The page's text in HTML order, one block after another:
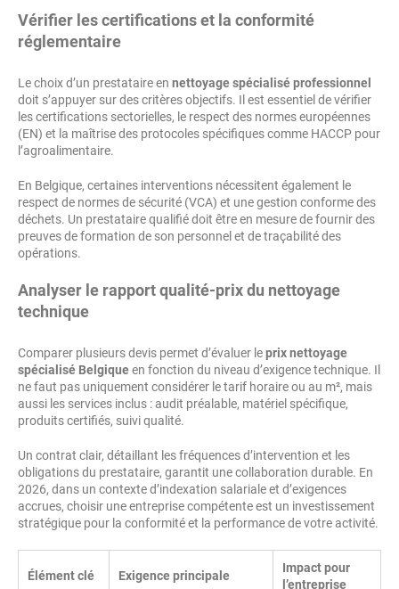
Vérifier les certifications et la conformité
réglementaire
Le choix d’un prestataire en nettoyage spécialisé professionnel
doit s’appuyer sur des critères objectifs. Il est essentiel de vérifier
les certifications sectorielles, le respect des normes européennes
(EN) et la maîtrise des protocoles spécifiques comme HACCP pour
l’agroalimentaire.
En Belgique, certaines interventions nécessitent également le
respect de normes de sécurité (VCA) et une gestion conforme des
déchets. Un prestataire qualifié doit être en mesure de fournir des
preuves de formation de son personnel et de traçabilité des
opérations.
Analyser le rapport qualité-prix du nettoyage
technique
Comparer plusieurs devis permet d’évaluer leprix nettoyage
spécialisé Belgiqueen fonction du niveau d’exigence technique. Il
ne faut pas uniquement considérer le tarif horaire ou au m², mais
aussi les services inclus : audit préalable, matériel spécifique,
produits certifiés, suivi qualité.
Un contrat clair, détaillant les fréquences d’intervention et les
obligations du prestataire, garantit une collaboration durable. En
2026, dans un contexte d’indexation salariale et d’exigences
accrues, choisir une entreprise compétente est un investissement
stratégique pour la conformité et la performance de votre activité.
Élément clé Exigence principale
Impact pour
l’entreprise